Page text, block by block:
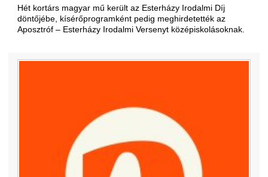
Hét kortárs magyar mű került az Esterházy Irodalmi Díj
döntőjébe, kísérőprogramként pedig meghirdetették az
Aposztróf – Esterházy Irodalmi Versenyt középiskolásoknak.